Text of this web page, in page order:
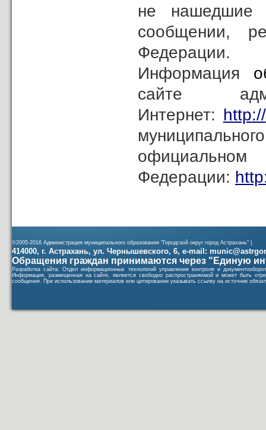
не нашедшие
сообщении,
Федерации.
Информация
сайте
Интернет: http://
Федерации: http
©2005-2016 Администрация муниципального образования "Городской округ город Астрахань" |
414000, г. Астрахань, ул. Чернышевского, 6, e-mail:
Обращения граждан принимаются через "Единую
Разработка сайта: Отдел информационных технологий управления контроля и
Информация, размещенная на сайте, является свободно распространяемой и может быть
сообщения. При использовании материалов или цитировании указывать ссылку на источник